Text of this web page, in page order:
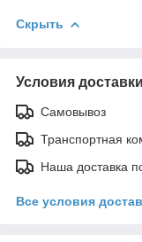
Скрыть
Условия доставки
Самовывоз
Транспортная
Наша доставка
Все условия